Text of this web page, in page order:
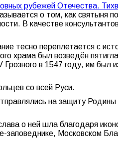
рубежей Отечества.
о том, как святыня
В качестве
тесно переплетается с
храма был возведён
в 1547 году, им был
со всей Руси.
на защиту
о ней шла благодаря
заповеднике, Московском